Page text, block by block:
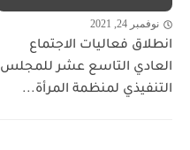
نوفمبر 24, 2021
انطلاق فعاليات الاجتماع
العادي التاسع عشر للمجلس
التنفيذي لمنظمة المرأة...